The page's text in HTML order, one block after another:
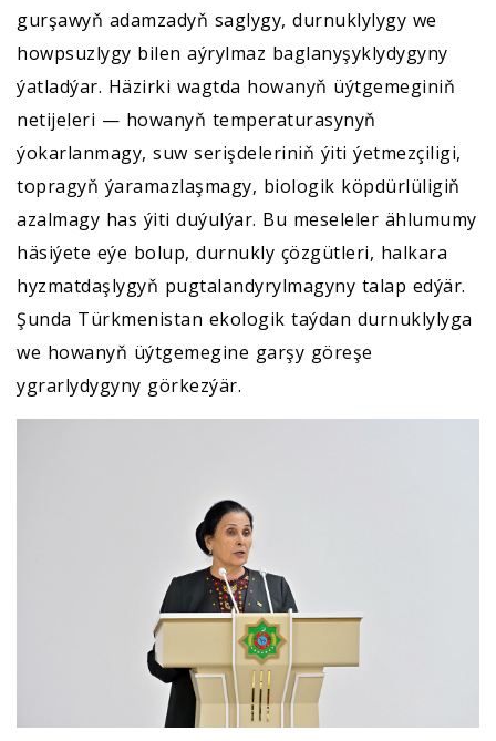
gurşawyň adamzadyň saglygy, durnuklylygy we
howpsuzlygy bilen aýrylmaz baglanyşyklydygyny
ýatladýar. Häzirki wagtda howanyň üýtgemeginiň
netijeleri — howanyň temperaturasynyň
ýokarlanmagy, suw serişdeleriniň ýiti ýetmezçiligi,
topragyň ýaramazlaşmagy, biologik köpdürlüligiň
azalmagy has ýiti duýulýar. Bu meseleler ählumumy
häsiýete eýe bolup, durnukly çözgütleri, halkara
hyzmatdaşlygyň pugtalandyrylmagyny talap edýär.
Şunda Türkmenistan ekologik taýdan durnuklylyga
we howanyň üýtgemegine garşy göreşe
ygrarlydygyny görkezýär.